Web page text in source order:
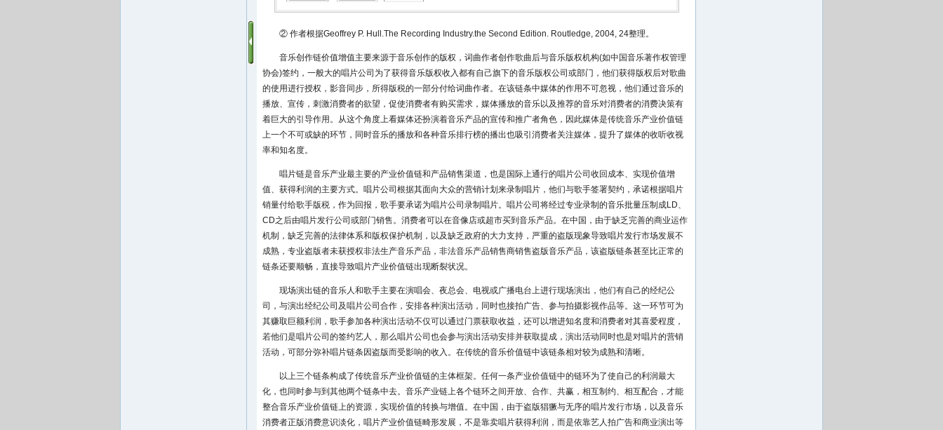
② 作者根据Geoffrey P. Hull.The Recording Industry.the Second Edition. Routledge, 2004, 24整理。
音乐创作链价值增值主要来源于音乐创作的版权，词曲作者创作歌曲后与音乐版权机构(如中国音乐著作权管理
协会)签约，一般大的唱片公司为了获得音乐版权收入都有自己旗下的音乐版权公司或部门，他们获得版权后对歌曲
的使用进行授权，影音同步，所得版税的一部分付给词曲作者。在该链条中媒体的作用不可忽视，他们通过音乐的
播放、宣传，刺激消费者的欲望，促使消费者有购买需求，媒体播放的音乐以及推荐的音乐对消费者的消费决策有
着巨大的引导作用。从这个角度上看媒体还扮演着音乐产品的宣传和推广者角色，因此媒体是传统音乐产业价值链
上一个不可或缺的环节，同时音乐的播放和各种音乐排行榜的播出也吸引消费者关注媒体，提升了媒体的收听收视
率和知名度。
唱片链是音乐产业最主要的产业价值链和产品销售渠道，也是国际上通行的唱片公司收回成本、实现价值增
值、获得利润的主要方式。唱片公司根据其面向大众的营销计划来录制唱片，他们与歌手签署契约，承诺根据唱片
销量付给歌手版税，作为回报，歌手要承诺为唱片公司录制唱片。唱片公司将经过专业录制的音乐批量压制成LD、
CD之后由唱片发行公司或部门销售。消费者可以在音像店或超市买到音乐产品。在中国，由于缺乏完善的商业运作
机制，缺乏完善的法律体系和版权保护机制，以及缺乏政府的大力支持，严重的盗版现象导致唱片发行市场发展不
成熟，专业盗版者未获授权非法生产音乐产品，非法音乐产品销售商销售盗版音乐产品，该盗版链条甚至比正常的
链条还要顺畅，直接导致唱片产业价值链出现断裂状况。
现场演出链的音乐人和歌手主要在演唱会、夜总会、电视或广播电台上进行现场演出，他们有自己的经纪公
司，与演出经纪公司及唱片公司合作，安排各种演出活动，同时也接拍广告、参与拍摄影视作品等。这一环节可为
其赚取巨额利润，歌手参加各种演出活动不仅可以通过门票获取收益，还可以增进知名度和消费者对其喜爱程度，
若他们是唱片公司的签约艺人，那么唱片公司也会参与演出活动安排并获取提成，演出活动同时也是对唱片的营销
活动，可部分弥补唱片链条因盗版而受影响的收入。在传统的音乐价值链中该链条相对较为成熟和清晰。
以上三个链条构成了传统音乐产业价值链的主体框架。任何一条产业价值链中的链环为了使自己的利润最大
化，也同时参与到其他两个链条中去。音乐产业链上各个链环之间开放、合作、共赢，相互制约、相互配合，才能
整合音乐产业价值链上的资源，实现价值的转换与增值。在中国，由于盗版猖獗与无序的唱片发行市场，以及音乐
消费者正版消费意识淡化，唱片产业价值链畸形发展，不是靠卖唱片获得利润，而是依靠艺人拍广告和商业演出等